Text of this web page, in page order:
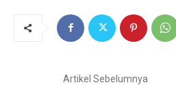
Artikel Sebelumnya